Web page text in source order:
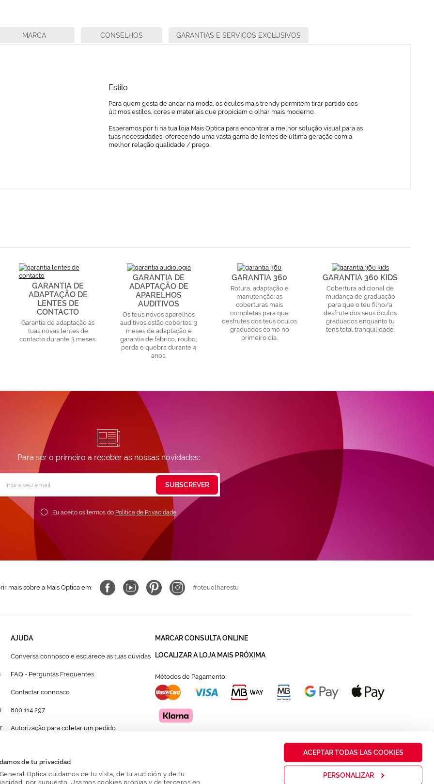
de tu privacidad
Optica cuidamos de tu vista, de tu audición y de tu
por supuesto. Usamos cookies propias y de terceros en
ACEPTAR TODAS LAS COOKIES
PERSONALIZAR
Estilo
Para quem gosta de andar na moda, os óculos mais trendy permitem tirar partido dos
últimos estilos, cores e materiais que propiciam o olhar mais moderno.
Esperamos por ti na tua loja Mais Optica para encontrar a melhor solução visual para as
tuas necessidades, oferecendo uma vasta gama de lentes de última geração com a
melhor relação qualidade / preço.
MARCA CONSELHOS GARANTIAS E SERVIÇOS EXCLUSIVOS
GARANTIA DE
ADAPTAÇÃO DE
LENTES DE
CONTACTO
Garantia de adaptação às
tuas novas lentes de
contacto durante 3 meses.
GARANTIA DE
ADAPTAÇÃO DE
APARELHOS
AUDITIVOS
Os teus novos aparelhos
auditivos estão cobertos: 3
meses de adaptação e
garantia de fabrico, roubo,
perda e quebra durante 4
anos.
GARANTIA 360
Rotura, adaptação e
manutenção: as
coberturas mais
completas para que
desfrutes dos teus óculos
graduados como no
primeiro dia.
GARANTIA 360 KIDS
Cobertura adicional de
mudança de graduação
para que o teu filho/a
desfrute dos seus óculos
graduados enquanto tu
tens total tranquilidade.
Para ser o primeiro a receber as nossas novidades:
Newsletter:
Eu aceito os termos do Política de Privacidade
SUBSCREVER
mais sobre a Mais Optica em: #oteuolharestu
AJUDA
Conversa connosco e esclarece as tuas dúvidas
FAQ - Perguntas Frequentes
Contactar connosco
800 114 297
Autorização para coletar um pedido
MARCAR CONSULTA ONLINE
LOCALIZAR A LOJA MAIS PRÓXIMA
Métodos de Pagamento: